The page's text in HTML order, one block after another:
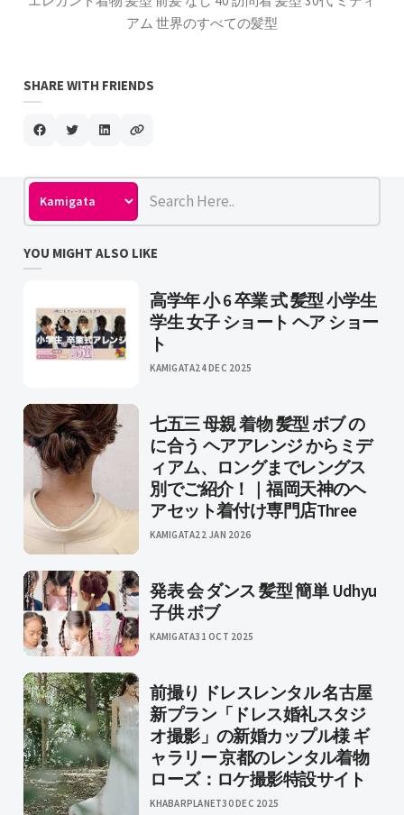
アム 世界のすべての髪型
SHARE WITH FRIENDS
YOU MIGHT ALSO LIKE
高学年 小 6 卒業 式 髪型 小学生
学生 女子 ショート ヘア ショー
ト
KAMIGATA24 DEC 2025
七五三 母親 着物 髪型 ボブ の
に合う ヘアアレンジ からミデ
ィアム、ロングまでレングス
別でご紹介！｜福岡天神のヘ
アセット着付け専門店Three
KAMIGATA22 JAN 2026
発表 会 ダンス 髪型 簡単 Udhyu
子供 ボブ
KAMIGATA31 OCT 2025
前撮り ドレスレンタル 名古屋
新プラン「ドレス婚礼スタジ
オ撮影」の新婚カップル様 ギ
ャラリー 京都のレンタル着物
ローズ：ロケ撮影特設サイト
KHABARPLANET30 DEC 2025